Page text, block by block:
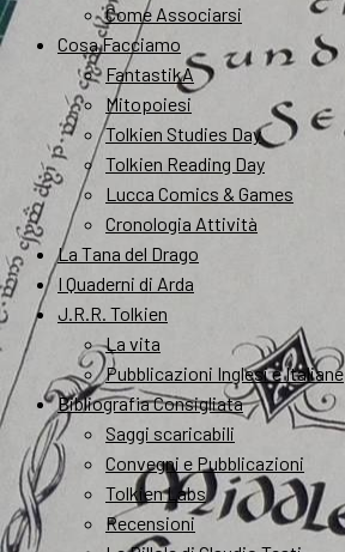
Come Associarsi
Cosa Facciamo
FantastikA
Mitopoiesi
Tolkien Studies Day
Tolkien Reading Day
Lucca Comics & Games
Cronologia Attività
La Tana del Drago
I Quaderni di Arda
J.R.R. Tolkien
La vita
Pubblicazioni Inglesi e Italiane
Bibliografia Consigliata
Saggi scaricabili
Convegni e Pubblicazioni
Tolkien Labs
Recensioni